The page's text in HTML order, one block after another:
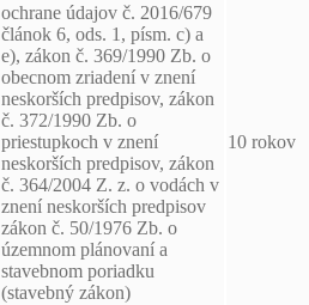
ochrane údajov č. 2016/679
článok 6, ods. 1, písm. c) a
e), zákon č. 369/1990 Zb. o
obecnom zriadení v znení
neskorších predpisov, zákon
č. 372/1990 Zb. o
priestupkoch v znení
neskorších predpisov, zákon
č. 364/2004 Z. z. o vodách v
znení neskorších predpisov
zákon č. 50/1976 Zb. o
územnom plánovaní a
stavebnom poriadku
(stavebný zákon)
10 rokov